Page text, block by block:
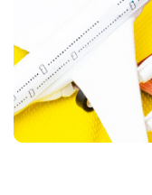
Багетная мастерская
Полиграфия
Услуги и сервис